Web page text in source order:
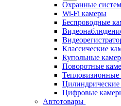
Охранные
Wi-Fi камеры
Беспроводные
Классические
Купольные
Поворотные
Цифровые
Автотовары